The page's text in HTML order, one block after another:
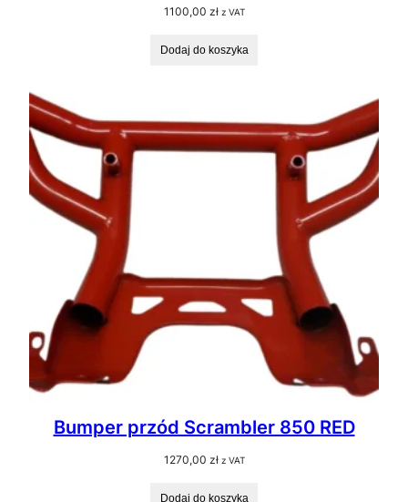
1100,00 zł z VAT
Dodaj do koszyka
Bumper przód Scrambler 850 RED
1270,00 zł z VAT
Dodaj do koszyka